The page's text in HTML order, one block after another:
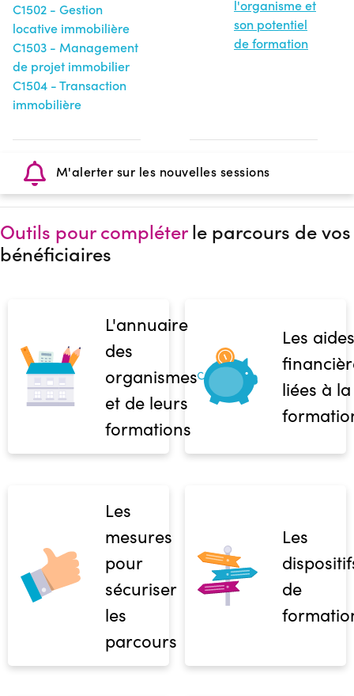
C1502 - Gestion
locative immobilière
C1503 - Management
de projet immobilier
C1504 - Transaction
immobilière
l'organisme et
son potentiel
de formation
M'alerter sur les nouvelles sessions
Outils pour compléterle parcours de vos
bénéficiaires
L'annuaire
des
organismes
et de leurs
formations
Les aides
liées à la
Les
mesures
pour
sécuriser
les
parcours
Les
de